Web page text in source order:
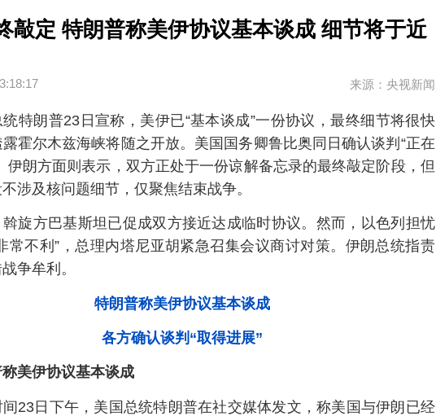
敲定 特朗普称美伊协议基本谈成 细节将于近
来源：央视新闻
特朗普23日宣称，美伊已“基本谈成”一份协议，最终细节将很快
霍尔木兹海峡将随之开放。美国国务卿鲁比奥同日确认谈判“正在
伊朗方面则表示，双方正处于一份谅解备忘录的最终敲定阶段，但
涉及核问题细节，仅聚焦结束战争。
旋方巴基斯坦已促成双方接近达成临时协议。然而，以色列担忧
常不利”，总理内塔尼亚胡紧急召集会议商讨对策。伊朗总统指责
争牟利。
特朗普称美伊协议基本谈成
各方确认谈判“取得进展”
美伊协议基本谈成
23日下午，美国总统特朗普在社交媒体发文，称美国与伊朗已经